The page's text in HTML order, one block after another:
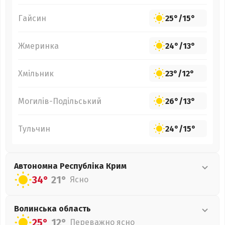
Гайсин 25°/15°
Жмеринка 24°/13°
Хмільник 23°/12°
Могилів-Подільський 26°/13°
Тульчин 24°/15°
Автономна Республіка Крим
34° 21° Ясно
Волинська область
25° 12° Переважно ясно